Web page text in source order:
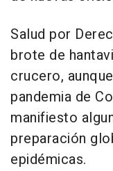
Salud por
brote de
crucero,
pandemia de
manifiesto
preparación
epidémicas.